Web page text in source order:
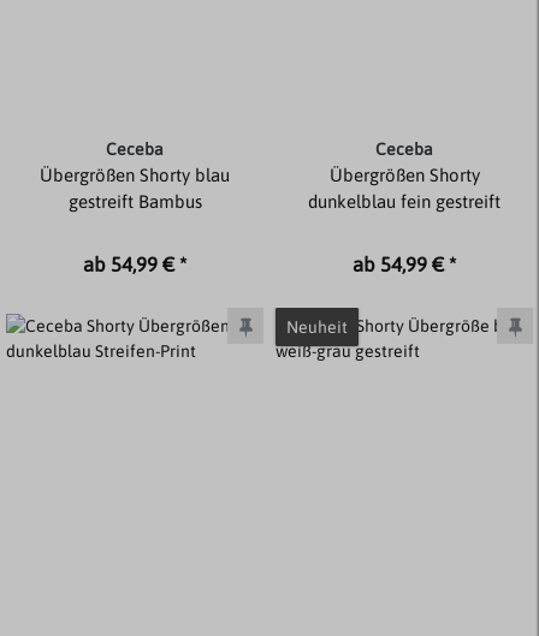
Ceceba
Übergrößen Shorty blau
gestreift Bambus
ab 54,99 € *
Ceceba
Übergrößen Shorty
dunkelblau fein gestreift
ab 54,99 € *
Neuheit